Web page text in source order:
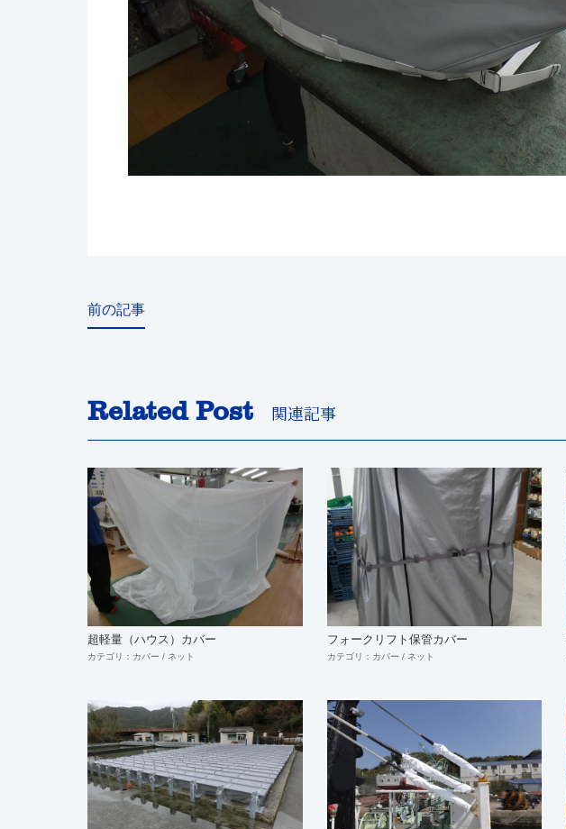
前の記事
Related Post 関連記事
超軽量（ハウス）カバー
カテゴリ：カバー / ネット
フォークリフト保管カバー
カテゴリ：カバー / ネット